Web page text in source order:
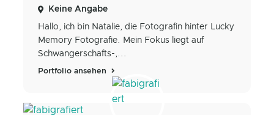
Keine Angabe
Hallo, ich bin Natalie, die Fotografin hinter Lucky
Memory Fotografie. Mein Fokus liegt auf
Schwangerschafts-,...
Portfolio ansehen